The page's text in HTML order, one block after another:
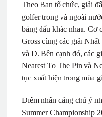
Theo Ban tổ chức, giải
golfer trong và ngoài
bảng đấu khác nhau. Cơ
Gross cùng các giải
và D. Bên cạnh đó, các
Nearest To The Pin và
tục xuất hiện trong mùa
Điểm nhấn đáng chú ý
Summer Championship